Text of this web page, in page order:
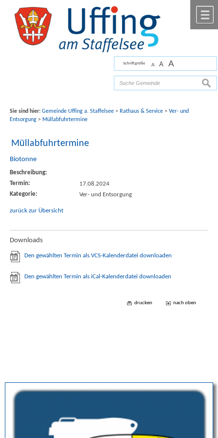
Schriftgröße A A A
Bilder mit freundlicher Unterstützung von FotografFlorian Werner
Sie sind hier: Gemeinde Uffing a. Staffelsee> Rathaus & Service> Ver- und
Entsorgung> Müllabfuhrtermine
Müllabfuhrtermine
Biotonne
Beschreibung:
Termin:
17.08.2024
Kategorie:
Ver- und Entsorgung
zurück zur Übersicht
Downloads
Den gewählten Termin als VCS-Kalenderdatei downloaden
Den gewählten Termin als iCal-Kalenderdatei downloaden
drucken nach oben